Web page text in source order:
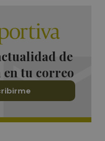
de
en tu correo